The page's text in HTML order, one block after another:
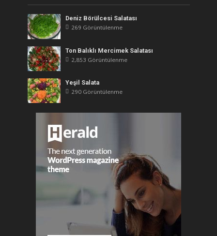
Deniz Börülcesi Salatası
269 Görüntülenme
Ton Balıklı Mercimek Salatası
2,853 Görüntülenme
Yeşil Salata
290 Görüntülenme